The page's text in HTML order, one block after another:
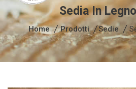
Sedia In
Home Prodotti Sedie